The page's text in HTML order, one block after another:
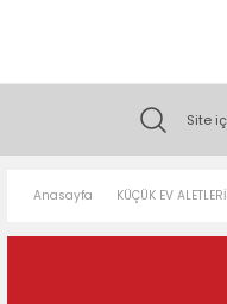
Anasayfa KÜÇÜK EV ALETLERİ